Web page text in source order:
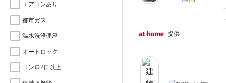
エアコンあり
都市ガス
温水洗浄便座
オートロック
コンロ2口以上
提供